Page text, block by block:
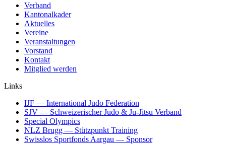
Verband
Kantonalkader
Aktuelles
Vereine
Veranstaltungen
Vorstand
Kontakt
Mitglied werden
Links
IJF — International Judo Federation
SJV — Schweizerischer Judo & Ju-Jitsu Verband
Special Olympics
NLZ Brugg — Stützpunkt Training
Swisslos Sportfonds Aargau — Sponsor